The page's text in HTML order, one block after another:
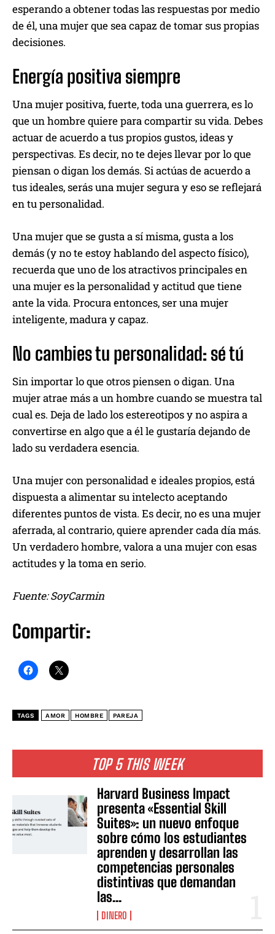
TOP 5 THIS WEEK
Harvard Business Impact
presenta «Essential Skill
Suites»: un nuevo enfoque
sobre cómo los estudiantes
aprenden y desarrollan las
competencias personales
distintivas que demandan
las...
DINERO
esperando a obtener todas las respuestas por medio
de él, una mujer que sea capaz de tomar sus propias
decisiones.
Energía positiva siempre
Una mujer positiva, fuerte, toda una guerrera, es lo
que un hombre quiere para compartir su vida. Debes
actuar de acuerdo a tus propios gustos, ideas y
perspectivas. Es decir, no te dejes llevar por lo que
piensan o digan los demás. Si actúas de acuerdo a
tus ideales, serás una mujer segura y eso se reflejará
en tu personalidad.
Una mujer que se gusta a sí misma, gusta a los
demás (y no te estoy hablando del aspecto físico),
recuerda que uno de los atractivos principales en
una mujer es la personalidad y actitud que tiene
ante la vida. Procura entonces, ser una mujer
inteligente, madura y capaz.
No cambies tu personalidad: sé tú
Sin importar lo que otros piensen o digan. Una
mujer atrae más a un hombre cuando se muestra tal
cual es. Deja de lado los estereotipos y no aspira a
convertirse en algo que a él le gustaría dejando de
lado su verdadera esencia.
Una mujer con personalidad e ideales propios, está
dispuesta a alimentar su intelecto aceptando
diferentes puntos de vista. Es decir, no es una mujer
aferrada, al contrario, quiere aprender cada día más.
Un verdadero hombre, valora a una mujer con esas
actitudes y la toma en serio.
Fuente: SoyCarmin
Compartir:
TAGS AMOR HOMBRE PAREJA